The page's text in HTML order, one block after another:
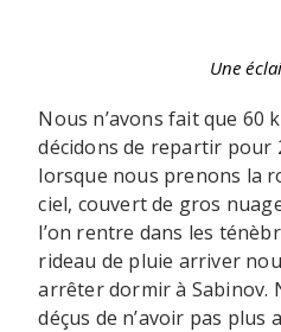
Une
Nous n’avons fait que 60
décidons de repartir pour
lorsque nous prenons la
ciel, couvert de gros
l’on rentre dans les
rideau de pluie arriver
arrêter dormir à Sabinov.
déçus de n’avoir pas plus